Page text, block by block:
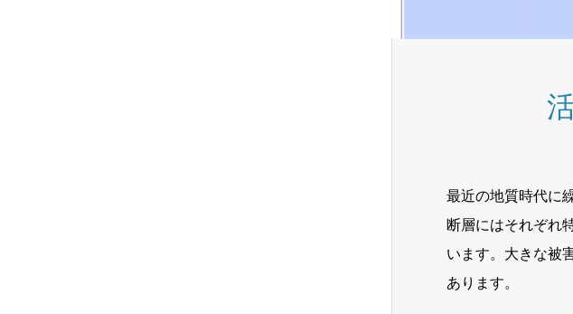
最近の地質時代に
断層にはそれぞれ
います。大きな被
あります。